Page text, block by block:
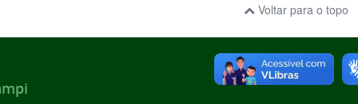
Voltar para o topo